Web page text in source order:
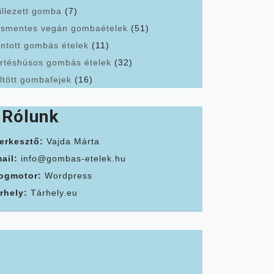
gomba (7)
vegán gombaételek (51)
gombás ételek (11)
gombás ételek (32)
gombafejek (16)
Rólunk
Vajda Márta
info@gombas-etelek.hu
Wordpress
Tárhely.eu